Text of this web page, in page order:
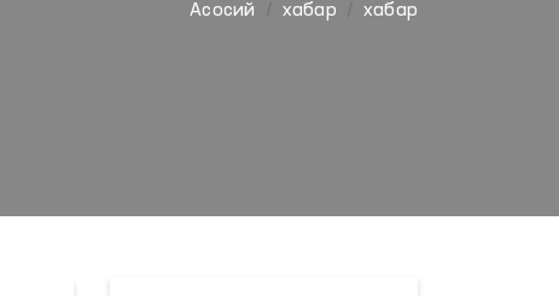
Aсосий хабар хабар